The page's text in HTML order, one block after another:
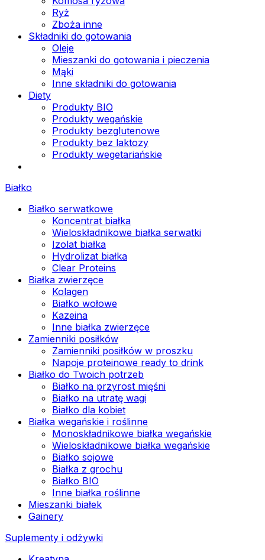
Ryż
Zboża inne
Składniki do gotowania
Oleje
Mieszanki do gotowania i pieczenia
Mąki
Inne składniki do gotowania
Diety
Produkty BIO
Produkty wegańskie
Produkty bezglutenowe
Produkty bez laktozy
Produkty wegetariańskie
Białko
Białko serwatkowe
Koncentrat białka
Wieloskładnikowe białka serwatki
Izolat białka
Hydrolizat białka
Clear Proteins
Białka zwierzęce
Kolagen
Białko wołowe
Kazeina
Inne białka zwierzęce
Zamienniki posiłków
Zamienniki posiłków w proszku
Napoje proteinowe ready to drink
Białko do Twoich potrzeb
Białko na przyrost mięśni
Białko na utratę wagi
Białko dla kobiet
Białka wegańskie i roślinne
Monoskładnikowe białka wegańskie
Wieloskładnikowe białka wegańskie
Białko sojowe
Białka z grochu
Białko BIO
Inne białka roślinne
Mieszanki białek
Gainery
Suplementy i odżywki